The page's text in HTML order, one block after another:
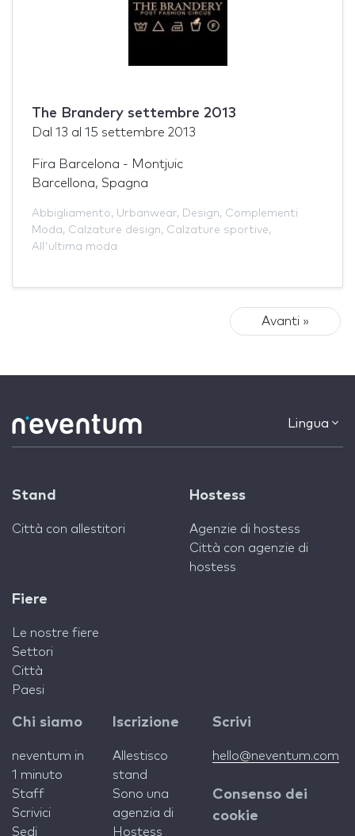
The Brandery settembre 2013
Dal 13 al 15 settembre 2013
Fira Barcelona - Montjuic
Barcellona, Spagna
Abbigliamento, Urbanwear, Design, Complementi
Moda, Calzature design, Calzature sportive,
All'ultima moda
Avanti »
Lingua
Stand
Città con allestitori
Hostess
Agenzie di hostess
Città con agenzie di
hostess
Fiere
Le nostre fiere
Settori
Città
Paesi
Chi siamo
neventum in
1 minuto
Staff
Scrivici
Sedi
Iscrizione
Allestisco
stand
Sono una
agenzia di
Hostess
Scrivi
hello@neventum.com
Consenso dei
cookie